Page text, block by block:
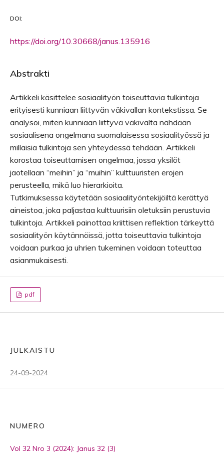
DOI:
https://doi.org/10.30668/janus.135916
Abstrakti
Artikkeli käsittelee sosiaalityön toiseuttavia tulkintoja
erityisesti kunniaan liittyvän väkivallan kontekstissa. Se
analysoi, miten kunniaan liittyvä väkivalta nähdään
sosiaalisena ongelmana suomalaisessa sosiaalityössä ja
millaisia tulkintoja sen yhteydessä tehdään. Artikkeli
korostaa toiseuttamisen ongelmaa, jossa yksilöt
jaotellaan “meihin” ja “muihin” kulttuuristen erojen
perusteella, mikä luo hierarkioita.
Tutkimuksessa käytetään sosiaalityöntekijöiltä kerättyä
aineistoa, joka paljastaa kulttuurisiin oletuksiin perustuvia
tulkintoja. Artikkeli painottaa kriittisen reflektion tärkeyttä
sosiaalityön käytännöissä, jotta toiseuttavia tulkintoja
voidaan purkaa ja uhrien tukeminen voidaan toteuttaa
asianmukaisesti.
pdf
JULKAISTU
24-09-2024
NUMERO
Vol 32 Nro 3 (2024): Janus 32 (3)